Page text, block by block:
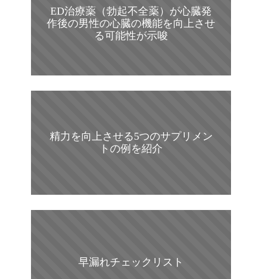
ED治療薬（勃起不全薬）が心臓発
作後の男性の心臓の機能を向上させ
る可能性が示唆
精力を向上させる5つのサプリメン
トの例を紹介
早漏れチェックリスト